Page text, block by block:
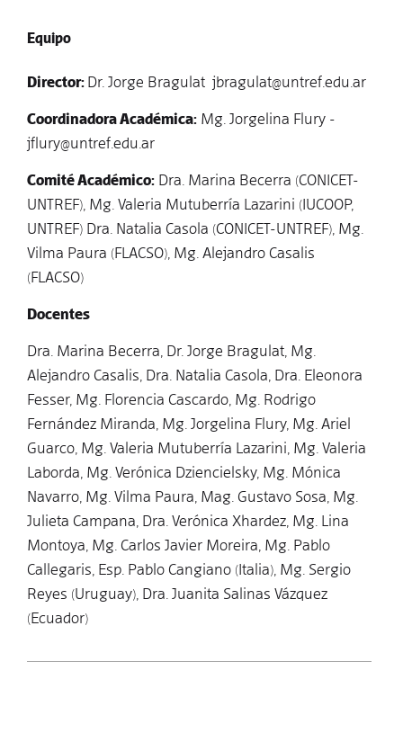
Equipo
Director: Dr. Jorge Bragulat jbragulat@untref.edu.ar
Coordinadora Académica: Mg. Jorgelina Flury -
jflury@untref.edu.ar
Comité Académico: Dra. Marina Becerra (CONICET-
UNTREF), Mg. Valeria Mutuberría Lazarini (IUCOOP,
UNTREF) Dra. Natalia Casola (CONICET-UNTREF), Mg.
Vilma Paura (FLACSO), Mg. Alejandro Casalis
(FLACSO)
Docentes
Dra. Marina Becerra, Dr. Jorge Bragulat, Mg.
Alejandro Casalis, Dra. Natalia Casola, Dra. Eleonora
Fesser, Mg. Florencia Cascardo, Mg. Rodrigo
Fernández Miranda, Mg. Jorgelina Flury, Mg. Ariel
Guarco, Mg. Valeria Mutuberría Lazarini, Mg. Valeria
Laborda, Mg. Verónica Dziencielsky, Mg. Mónica
Navarro, Mg. Vilma Paura, Mag. Gustavo Sosa, Mg.
Julieta Campana, Dra. Verónica Xhardez, Mg. Lina
Montoya, Mg. Carlos Javier Moreira, Mg. Pablo
Callegaris, Esp. Pablo Cangiano (Italia), Mg. Sergio
Reyes (Uruguay), Dra. Juanita Salinas Vázquez
(Ecuador)